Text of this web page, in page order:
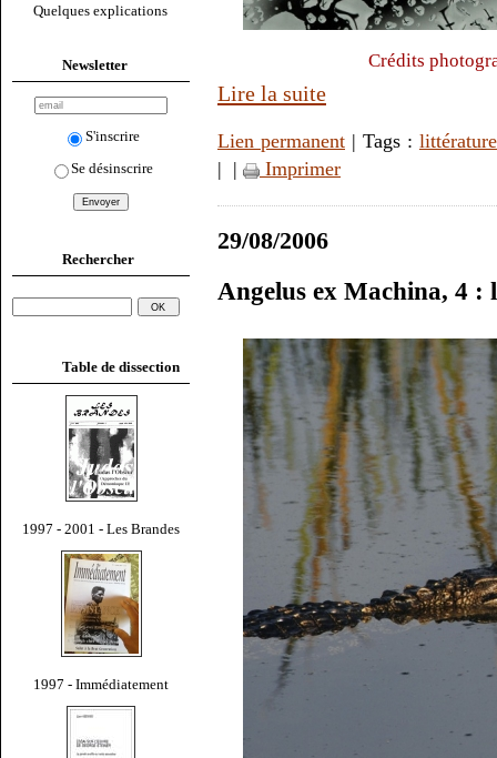
Quelques explications
Newsletter
S'inscrire
Se désinscrire
Rechercher
Table de dissection
1997 - 2001 - Les Brandes
1997 - Immédiatement
Crédits
Lire la suite
Lien permanent | Tags : littérature
| | Imprimer
29/08/2006
Angelus ex Machina, 4 :